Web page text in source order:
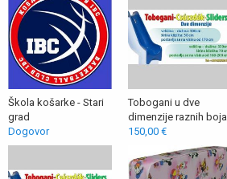
Škola košarke - Stari
grad
Dogovor
Tobogani u dve
dimenzije raznih boja
150,00 €